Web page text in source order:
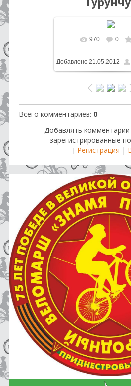
970 0
Добавлено 21.05.2012
Всего комментариев: 0
Добавлять комментарии
зарегистрированные
[ Регистрация |